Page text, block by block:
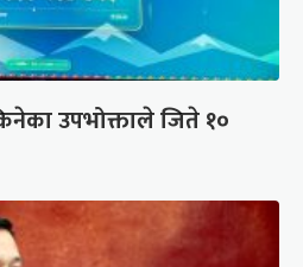
उपभोक्ताले जिते १०